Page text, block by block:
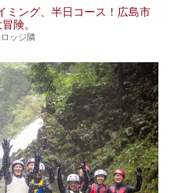
ミング、半日コース！広島市
険。
ッジ隣